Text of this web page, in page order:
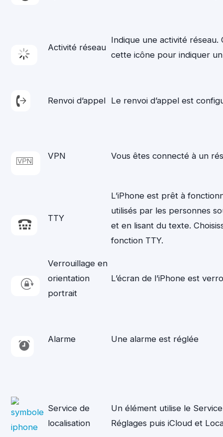
Activité réseau
Indique une activité
cette icône pour indiquer
Renvoi d’appel Le renvoi d’appel est
VPN Vous êtes connecté à un
TTY
L’iPhone est prêt à
utilisés par les personnes
et en lisant du texte.
fonction TTY.
Verrouillage en
orientation
portrait
L’écran de l’iPhone est
Alarme Une alarme est réglée
Service de
localisation
Un élément utilise le
Réglages puis iCloud et